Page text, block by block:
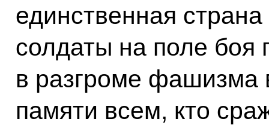
единственная
солдаты на поле боя
в разгроме фашизма
памяти всем, кто